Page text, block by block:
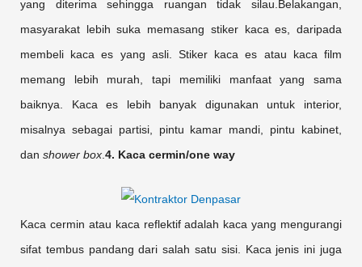
yang diterima sehingga ruangan tidak silau.Belakangan,
masyarakat lebih suka memasang stiker kaca es, daripada
membeli kaca es yang asli. Stiker kaca es atau kaca film
memang lebih murah, tapi memiliki manfaat yang sama
baiknya. Kaca es lebih banyak digunakan untuk interior,
misalnya sebagai partisi, pintu kamar mandi, pintu kabinet,
dan shower box 4. Kaca cermin/one way
Kaca cermin atau kaca reflektif adalah kaca yang mengurangi
sifat tembus pandang dari salah satu sisi. Kaca jenis ini juga